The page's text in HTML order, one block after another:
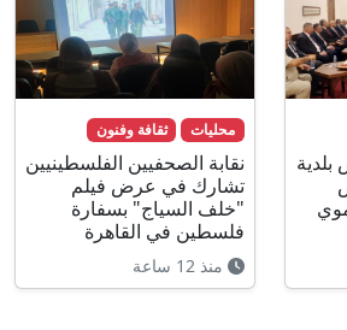
محليات ثقافة وفنون
نقابة الصحفيين الفلسطينيين
تشارك في عرض فيلم
"خلف السياج" بسفارة
فلسطين في القاهرة
منذ 12 ساعة